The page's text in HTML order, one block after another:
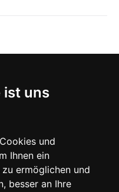
ist uns
und
Ihnen ein
ermöglichen und
besser an Ihre